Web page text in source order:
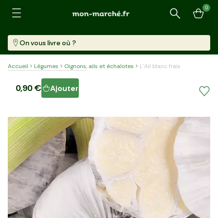
Recherche
0
On vous livre où ?
Accueil Légumes Oignons, ails et échalotes L'Ail blanc frais
L'Ail blanc frais
0,90 € Ajouter